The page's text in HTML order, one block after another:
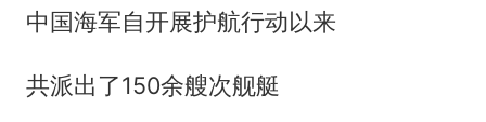
中国海军自开展护航行动以来
共派出了150余艘次舰艇